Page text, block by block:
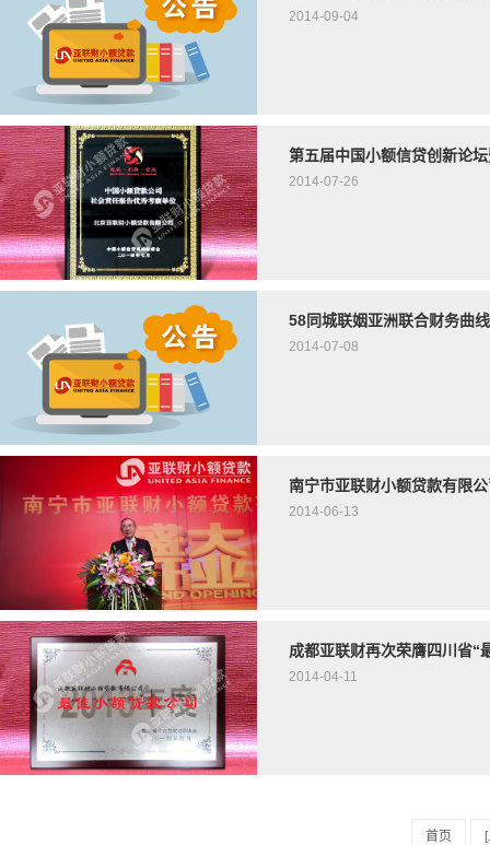
2014-09-04
第五届中国小额信贷创新论
2014-07-26
58同城联姻亚洲联合财务曲
2014-07-08
南宁市亚联财小额贷款有限
2014-06-13
成都亚联财再次荣膺四川省“
2014-04-11
首页